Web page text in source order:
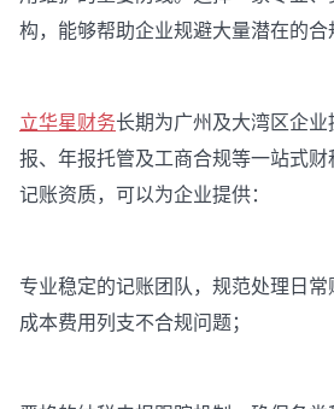
构，能够帮助企业规避大量潜在的合
立华星财务长期为广州及大湾区企
报、年报托管及工商合规等一站式
记账资质，可以为企业提供：
专业稳定的记账团队，规范处理日
成本费用列支不合规问题；